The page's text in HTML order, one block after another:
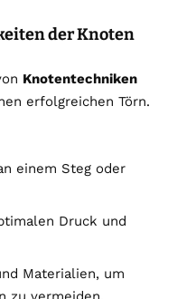
der Knoten
Knotentechniken
erfolgreichen Törn.
einem Steg oder
Druck und
Materialien, um